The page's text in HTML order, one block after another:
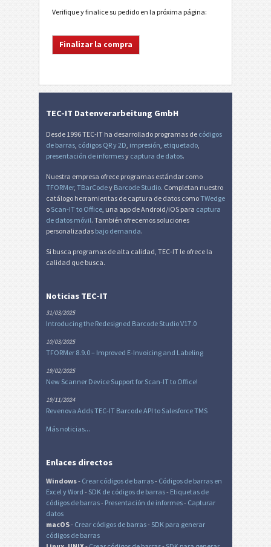
Verifique y finalice su pedido en la próxima página:
TEC-IT Datenverarbeitung GmbH
Desde 1996 TEC-IT ha desarrollado programas de códigos
de barras, códigos QR y 2D, impresión, etiquetado,
presentación de informesy captura de datos.
Nuestra empresa ofrece programas estándar como
TFORMer, TBarCodey Barcode Studio. Completan nuestro
catálogo herramientas de captura de datos comoTWedge
o Scan-IT to Office, una app de Android/iOS para captura
de datos móvil. También ofrecemos soluciones
personalizadas bajo demanda.
Si busca programas de alta calidad, TEC-IT le ofrece la
calidad que busca.
Noticias TEC-IT
31/03/2025
Introducing the Redesigned Barcode Studio V17.0
10/03/2025
TFORMer 8.9.0 – Improved E-Invoicing and Labeling
19/02/2025
New Scanner Device Support for Scan-IT to Office!
19/11/2024
Revenova Adds TEC-IT Barcode API to Salesforce TMS
Más noticias...
Enlaces directos
Windows- Crear códigos de barras- Códigos de barras en
Excely Word - SDK de códigos de barras- Etiquetas de
códigos de barras- Presentación de informes- Capturar
datos
macOS- Crear códigos de barras- SDK para generar
códigos de barras